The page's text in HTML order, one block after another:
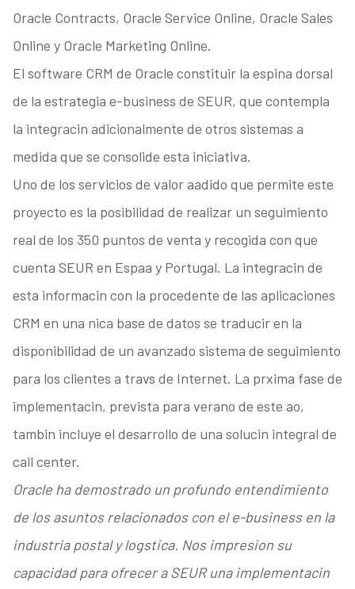
Oracle Contracts, Oracle Service Online, Oracle Sales
Online y Oracle Marketing Online.
El software CRM de Oracle constituir la espina dorsal
de la estrategia e-business de SEUR, que contempla
la integracin adicionalmente de otros sistemas a
medida que se consolide esta iniciativa.
Uno de los servicios de valor aadido que permite este
proyecto es la posibilidad de realizar un seguimiento
real de los 350 puntos de venta y recogida con que
cuenta SEUR en Espaa y Portugal. La integracin de
esta informacin con la procedente de las aplicaciones
CRM en una nica base de datos se traducir en la
disponibilidad de un avanzado sistema de seguimiento
para los clientes a travs de Internet. La prxima fase de
implementacin, prevista para verano de este ao,
tambin incluye el desarrollo de una solucin integral de
call center.
Oracle ha demostrado un profundo entendimiento
de los asuntos relacionados con el e-business en la
industria postal y logstica. Nos impresion su
capacidad para ofrecer a SEUR una implementacin